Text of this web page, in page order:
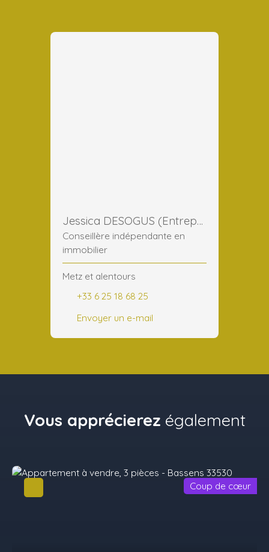
Jessica DESOGUS (Entreprise)
Conseillère indépendante en
immobilier
Metz et alentours
+33 6 25 18 68 25
Envoyer un e-mail
Vous apprécierez également
Coup de cœur